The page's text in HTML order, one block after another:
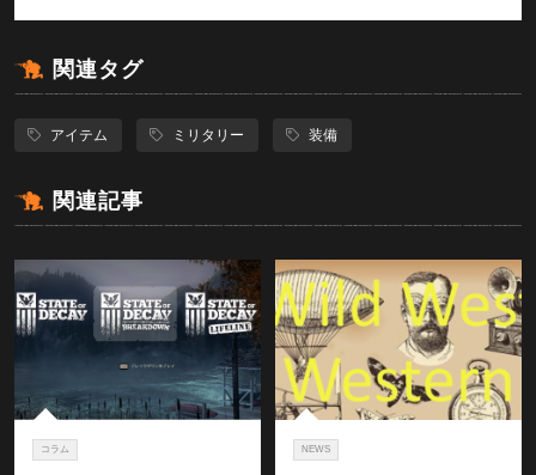
関連タグ
アイテム ミリタリー 装備
関連記事
コラム NEWS